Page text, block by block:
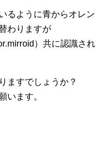
るように青からオレン
わりますが
）共に認識され
ますでしょうか？
います。